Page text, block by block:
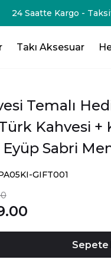
💸 Sepetinden düşsün
Takı Aksesuar
Temalı
Kahvesi +
Sabri
GIFT001
Sepete